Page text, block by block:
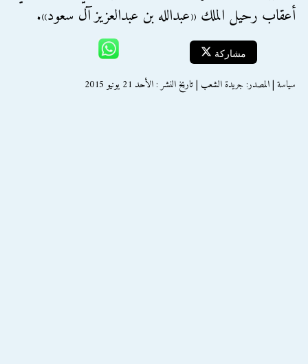
أعقاب رحيل الملك «عبدالله بن عبدالعزيز آل سعود».
مشاركة
سياسة | المصدر: جريدة الشعب | تاريخ النشر : الأحد 21 يونيو 2015